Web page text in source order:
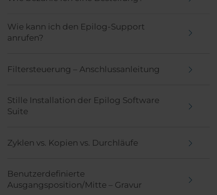
Wie kann ich den Epilog-Support
anrufen?
Filtersteuerung – Anschlussanleitung
Stille Installation der Epilog Software
Suite
Zyklen vs. Kopien vs. Durchläufe
Benutzerdefinierte
Ausgangsposition/Mitte – Gravur